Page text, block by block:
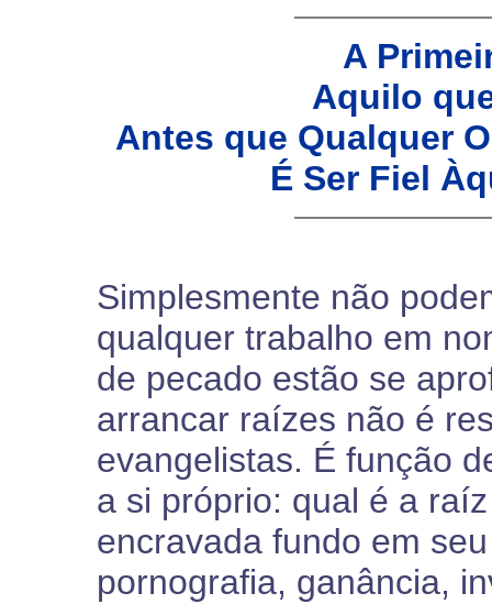
A
Aquilo
Antes que Qualquer
É Ser Fiel
Simplesmente não
qualquer trabalho em
de pecado estão se
arrancar raízes não é
evangelistas. É função
a si próprio: qual é a
encravada fundo em
pornografia, ganância,